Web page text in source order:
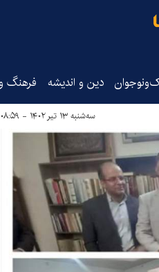
دین و اندیشه فرهنگ
سه‌شنبه ۱۳ تیر ۱۴۰۲ - ۰۸:۵۹